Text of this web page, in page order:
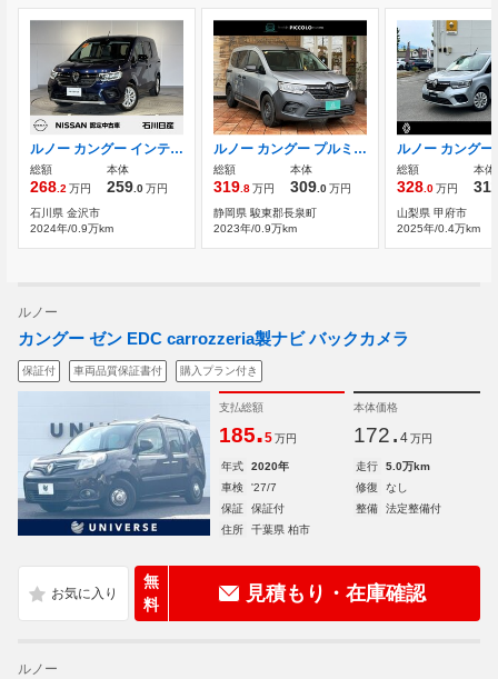
ルノー カングー インテンス 7EDC 当社社用車 マルチファンクションDP
総額
268.2万円
本体
259.0万円
石川県 金沢市
2024年/0.9万km
ルノー カングー プルミエール エディション 7EDC ワンオーナー AppleCarPlay バックカメラ
総額
319.8万円
本体
309.0万円
静岡県 駿東郡長泉町
2023年/0.9万km
総額
328.0万円
本体
311
山梨県 甲府市
2025年/0.4万km
ルノー
カングー ゼン EDC carrozzeria製ナビ バックカメラ
保証付 車両品質保証書付 購入プラン付き
支払総額
185.5 万円
本体価格
172. 4 万円
年式 2020年 走行
5.0万km
車検
'27/7 修復
なし
保証
保証付 整備
法定整備付
住所
千葉県 柏市
無
料
見積もり・在庫確認
ルノー